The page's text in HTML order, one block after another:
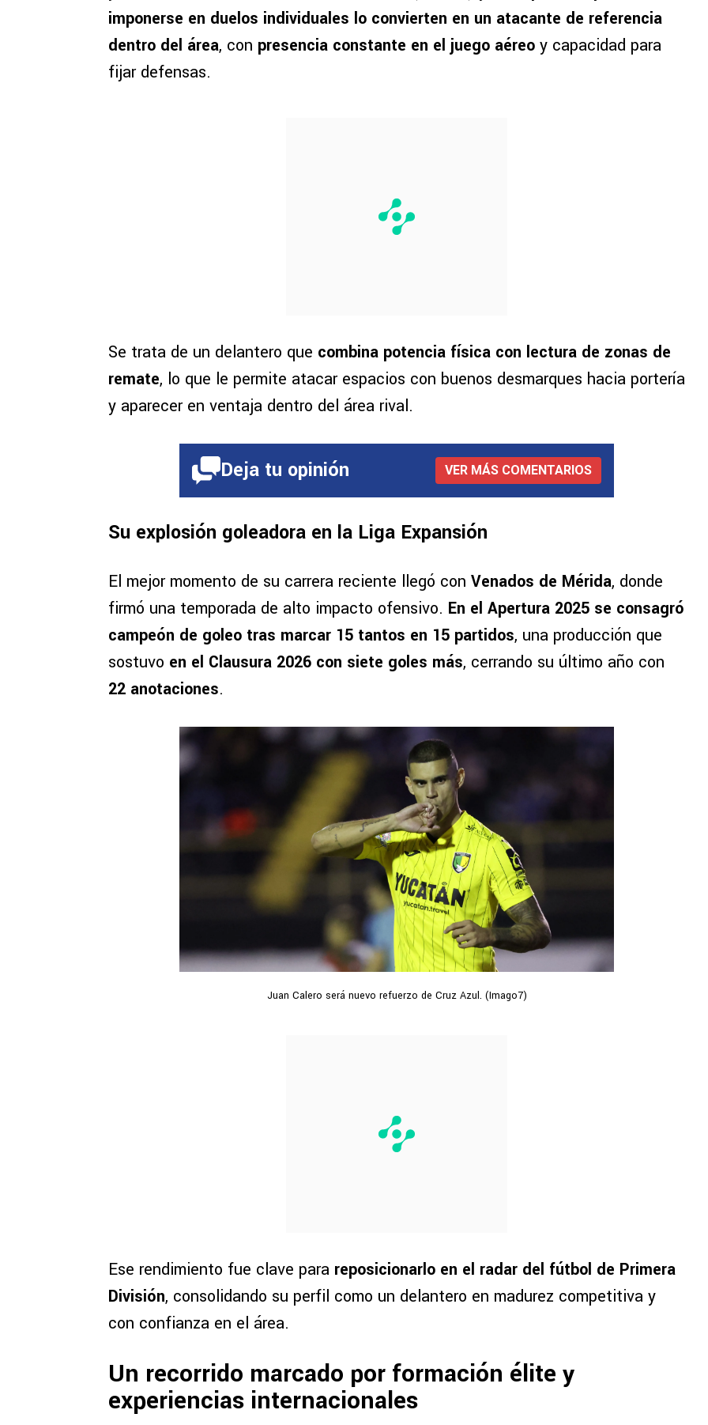
imponerse en duelos individuales lo convierten en un atacante de referencia
dentro del área, con presencia constante en el juego aéreo y capacidad para
fijar defensas.
Se trata de un delantero que combina potencia física con lectura de zonas de
remate, lo que le permite atacar espacios con buenos desmarques hacia portería
y aparecer en ventaja dentro del área rival.
Deja tu opinión VER MÁS COMENTARIOS
Su explosión goleadora en la Liga Expansión
El mejor momento de su carrera reciente llegó con Venados de Mérida, donde
firmó una temporada de alto impacto ofensivo. En el Apertura 2025 se consagró
campeón de goleo tras marcar 15 tantos en 15 partidos, una producción que
sostuvo en el Clausura 2026 con siete goles más, cerrando su último año con
22 anotaciones.
Juan Calero será nuevo refuerzo de Cruz Azul. (Imago7)
Ese rendimiento fue clave para reposicionarlo en el radar del fútbol de Primera
División, consolidando su perfil como un delantero en madurez competitiva y
con confianza en el área.
Un recorrido marcado por formación élite y
experiencias internacionales